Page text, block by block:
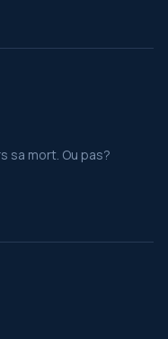
sa mort. Ou pas?